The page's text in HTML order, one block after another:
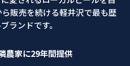
販売を続ける軽井沢で最も歴
ランドです。
家に29年間提供